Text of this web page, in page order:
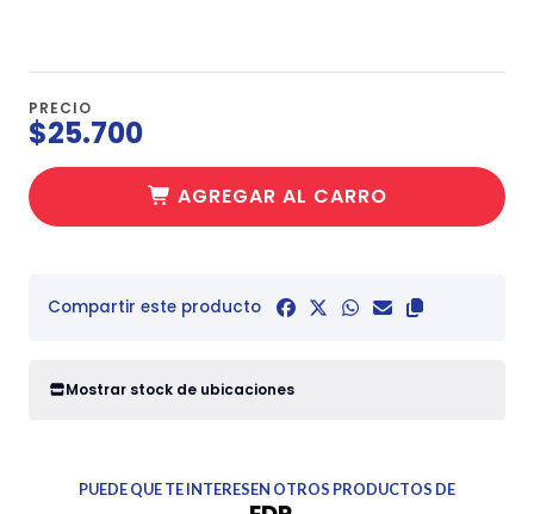
PRECIO
$25.700
AGREGAR AL CARRO
Compartir este producto
Mostrar stock de ubicaciones
PUEDE QUE TE INTERESEN OTROS PRODUCTOS DE